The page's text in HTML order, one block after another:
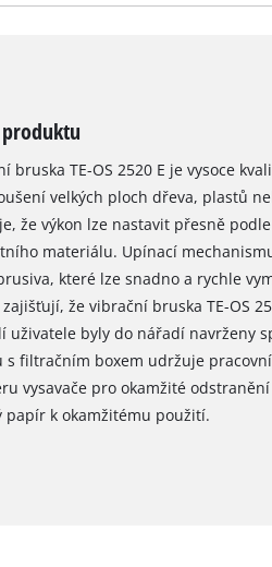
bruska TE-OS 2520 E je vysoce
velkých ploch dřeva, plastů
že výkon lze nastavit přesně
materiálu. Upínací
které lze snadno a rychle
že vibrační bruska TE-OS
uživatele byly do nářadí navrženy
s filtračním boxem udržuje
vysavače pro okamžité
papír k okamžitému použití.